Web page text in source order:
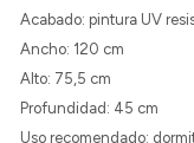
Acabado: pintura UV
Ancho: 120 cm
Alto: 75,5 cm
Profundidad: 45 cm
Uso recomendado: